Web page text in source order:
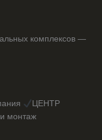
комплексов —
ЦЕНТР
монтаж